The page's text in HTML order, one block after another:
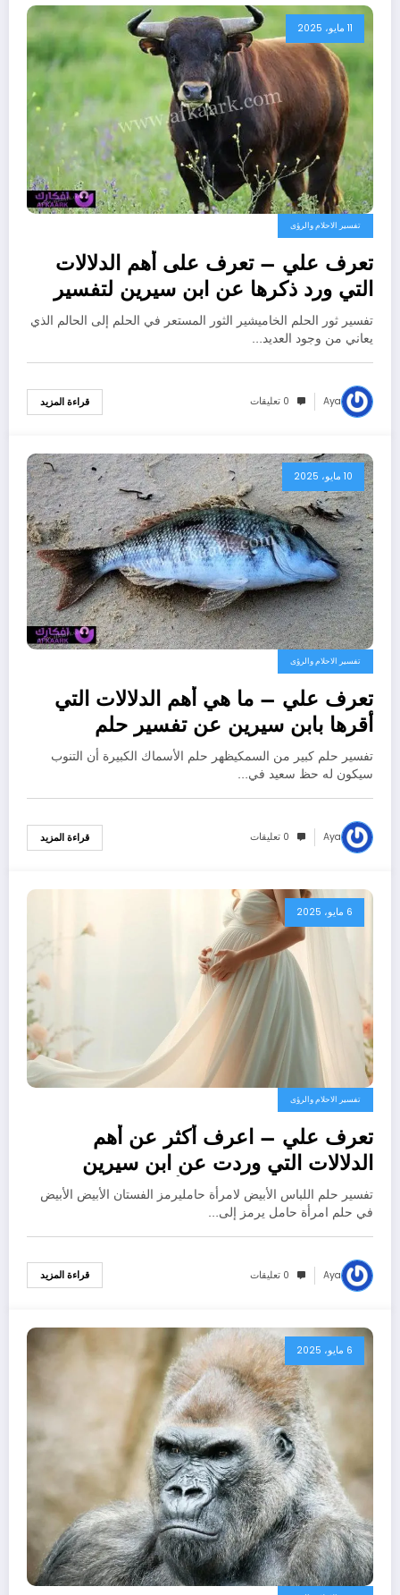
11 مايو، 2025
تفسير الاحلام والرؤى
تعرف علي – تعرف على أهم الدلالات
التي ورد ذكرها عن ابن سيرين لتفسير
حلم الثور الهائج – بالتفصيل
تفسير ثور الحلم الخاميشير الثور المستعر في الحلم إلى الحالم الذي
يعاني من وجود العديد…
Aya 0 تعليقات قراءة المزيد
10 مايو، 2025
تفسير الاحلام والرؤى
تعرف علي – ما هي أهم الدلالات التي
أقرها بابن سيرين عن تفسير حلم
السمكه الكبيره؟ – بالتفصيل
تفسير حلم كبير من السمكيظهر حلم الأسماك الكبيرة أن التنوب
سيكون له حظ سعيد في…
Aya 0 تعليقات قراءة المزيد
6 مايو، 2025
تفسير الاحلام والرؤى
تعرف علي – اعرف أكثر عن أهم
الدلالات التي وردت عن ابن سيرين
لتفسير حلم الفستان الأبيض للحامل –
بالتفصيل
تفسير حلم اللباس الأبيض لامرأة حامليرمز الفستان الأبيض الأبيض
في حلم امرأة حامل يرمز إلى…
Aya 0 تعليقات قراءة المزيد
6 مايو، 2025